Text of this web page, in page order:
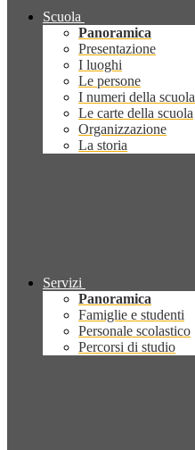
Scuola
Panoramica
Presentazione
I luoghi
Le persone
I numeri della scuola
Le carte della scuola
Organizzazione
La storia
Servizi
Panoramica
Famiglie e studenti
Personale scolastico
Percorsi di studio